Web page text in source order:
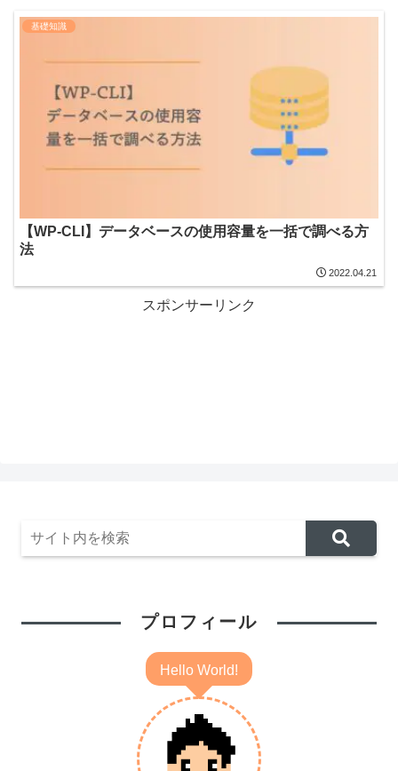
基礎知識
【WP-CLI】データベースの使用容量を一括で調べる方
法
2022.04.21
スポンサーリンク
プロフィール
Hello World!